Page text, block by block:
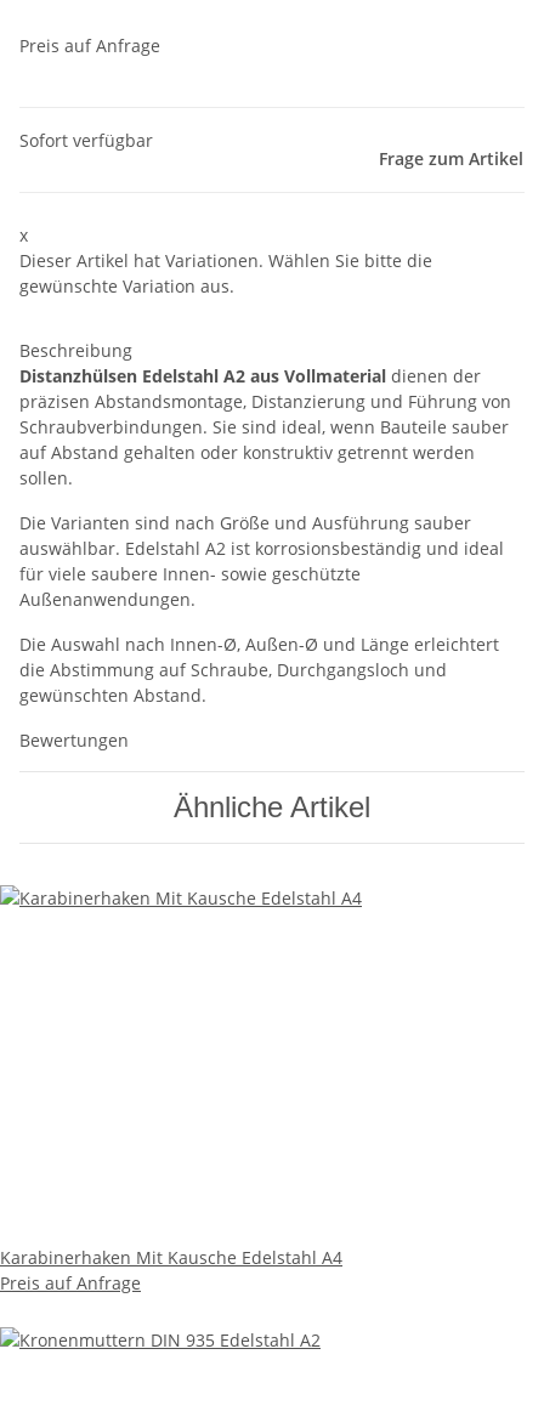
Preis auf Anfrage
Sofort verfügbar
Frage zum Artikel
x
Dieser Artikel hat Variationen. Wählen Sie bitte die
gewünschte Variation aus.
Beschreibung
Distanzhülsen Edelstahl A2 aus Vollmaterial dienen der
präzisen Abstandsmontage, Distanzierung und Führung von
Schraubverbindungen. Sie sind ideal, wenn Bauteile sauber
auf Abstand gehalten oder konstruktiv getrennt werden
sollen.
Die Varianten sind nach Größe und Ausführung sauber
auswählbar. Edelstahl A2 ist korrosionsbeständig und ideal
für viele saubere Innen- sowie geschützte
Außenanwendungen.
Die Auswahl nach Innen-Ø, Außen-Ø und Länge erleichtert
die Abstimmung auf Schraube, Durchgangsloch und
gewünschten Abstand.
Bewertungen
Ähnliche Artikel
Karabinerhaken Mit Kausche Edelstahl A4
Preis auf Anfrage